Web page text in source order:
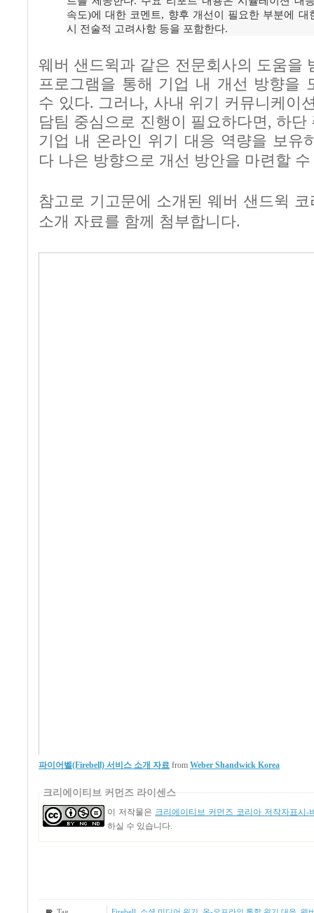
속도)에 대한 코멘트, 향후 개선이 필요한 부분에 대
시 전술적 고려사항 등을 포함한다.
웨버 샌드윅과 같은 전문회사의 도움을
프로그램을 통해 기업 내 개선 방향을
수 있다. 그러나, 사내 위기 커뮤니케이
담팀 중심으로 진행이 필요하다면, 하
기업 내 온라인 위기 대응 역량을 보유
다 나은 방향으로 개선 방안을 마련할
참고로 기고문에 소개된 웨버 샌드윅
소개 자료를 함께 첨부합니다.
파이어벨(Firebell) 서비스 소개 자료 from Weber Shandwick Korea
크리에이티브 커먼즈 라이센스
이 저작물은 크리에이티브 커먼즈 코리아 저작자표시-
하실 수 있습니다.